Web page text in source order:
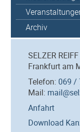
Archiv
SELZER
Frankfurt am
Telefon: 069 /
Mail:
Anfahrt
Download